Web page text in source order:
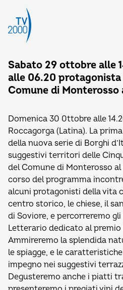
Sabato 29 ottobre alle
alle 06.20 protagonista
Comune di Monterosso
Domenica 30 0ttobre alle
Roccagorga (Latina). La
della nuova serie di Borghi
suggestivi territori delle
del Comune di Monterosso al
corso del programma
alcuni protagonisti della vita
centro storico, le chiese, il
di Soviore, e percorreremo
Letterario dedicato al premio
Ammireremo la splendida
le spiagge, e le
impegno nei suggestivi
Degusteremo anche i piatti